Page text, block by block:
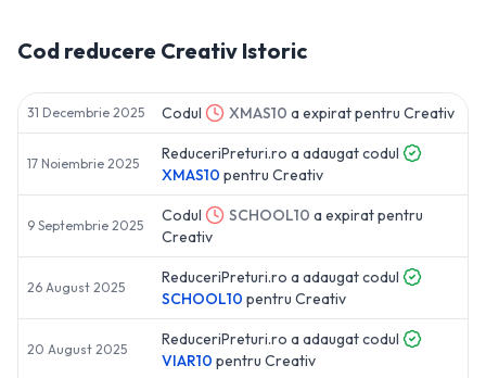
Cod reducere Creativ Istoric
31 Decembrie 2025 Codul XMAS10 a expirat pentru Creativ
17 Noiembrie 2025
ReduceriPreturi.ro a adaugat codul
XMAS10 pentru Creativ
9 Septembrie 2025
Codul SCHOOL10 a expirat pentru
Creativ
26 August 2025
ReduceriPreturi.ro a adaugat codul
SCHOOL10 pentru Creativ
20 August 2025
ReduceriPreturi.ro a adaugat codul
VIAR10 pentru Creativ